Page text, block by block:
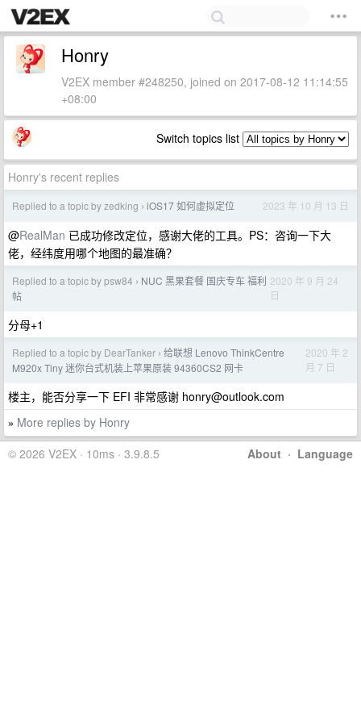
Honry
V2EX member #248250, joined on 2017-08-12 11:14:55
+08:00
Switch topics list
Honry's recent replies
Replied to a topic by zedking › iOS17 如何虚拟定位 2023 年 10 月 13 日
@RealMan 已成功修改定位，感谢大佬的工具。PS：咨询一下大
佬，经纬度用哪个地图的最准确？
Replied to a topic by psw84 › NUC 黑果套餐 国庆专车 福利
帖
2020 年 9 月 24
日
分母+1
Replied to a topic by DearTanker › 给联想 Lenovo ThinkCentre
M920x Tiny 迷你台式机装上苹果原装 94360CS2 网卡
2020 年 2
月 7 日
楼主，能否分享一下 EFI 非常感谢 honry@outlook.com
» More replies by Honry
About · Language
© 2026 V2EX · 10ms · 3.9.8.5